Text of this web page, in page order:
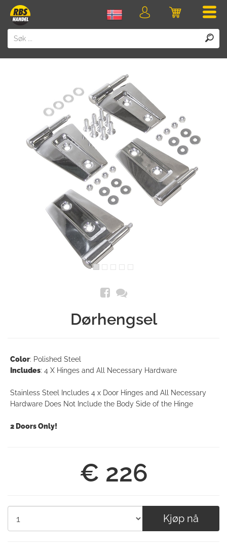
Handlevogn
Logg
Dørhengsel
Color: Polished Steel
Includes: 4 X Hinges and All Necessary Hardware
Stainless Steel Includes 4 x Door Hinges and All Necessary
Hardware Does Not Include the Body Side of the Hinge
2 Doors Only!
€ 226
Kjøp nå